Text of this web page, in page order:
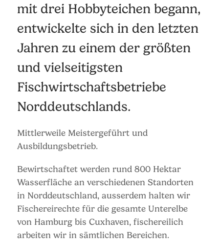
mit drei Hobbyteichen begann,
entwickelte sich in den letzten
Jahren zu einem der größten
und vielseitigsten
Fischwirtschaftsbetriebe
Norddeutschlands.
Mittlerweile Meistergeführt und
Ausbildungsbetrieb.
Bewirtschaftet werden rund 800 Hektar
Wasserfläche an verschiedenen Standorten
in Norddeutschland, ausserdem halten wir
Fischereirechte für die gesamte Unterelbe
von Hamburg bis Cuxhaven, fischereilich
arbeiten wir in sämtlichen Bereichen.